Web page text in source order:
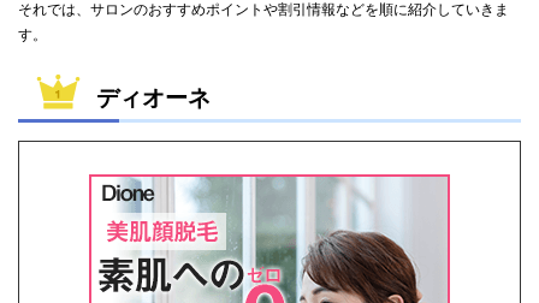
それでは、サロンのおすすめポイントや割引情報などを順に紹介していきま
す。
ディオーネ